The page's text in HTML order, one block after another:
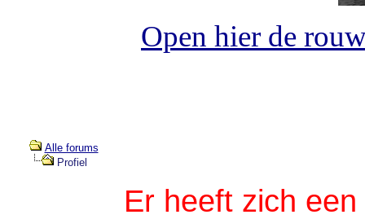
Open hier de
Alle forums
Profiel
Er heeft zich